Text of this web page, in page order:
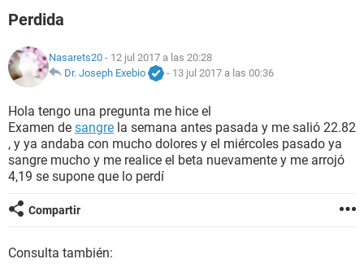
NUTRICIÓN
BIENESTAR
SEXUALIDAD
GLOSARIO
Perdida
Nasarets20 - 12 jul 2017 a las 20:28
Dr. Joseph Exebio
- 13 jul 2017 a las 00:36
Hola tengo una pregunta me hice el
Examen de sangre la semana antes pasada y me salió 22.82
, y ya andaba con mucho dolores y el miércoles pasado ya
sangre mucho y me realice el beta nuevamente y me arrojó
4,19 se supone que lo perdí
Compartir
Consulta también: